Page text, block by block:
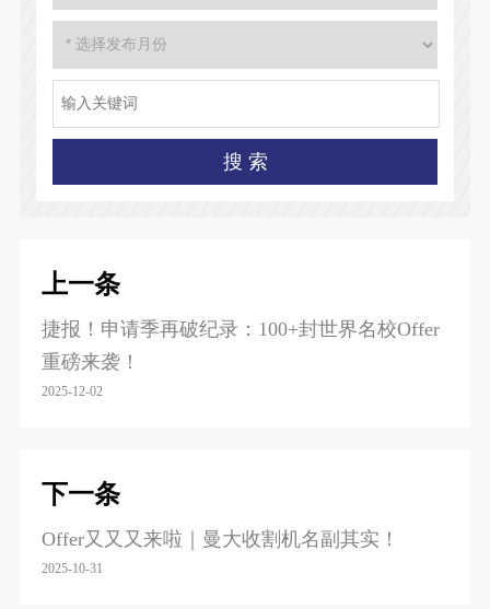
上一条
捷报！申请季再破纪录：100+封世界名校Offer
重磅来袭！
2025-12-02
下一条
Offer又又又来啦｜曼大收割机名副其实！
2025-10-31